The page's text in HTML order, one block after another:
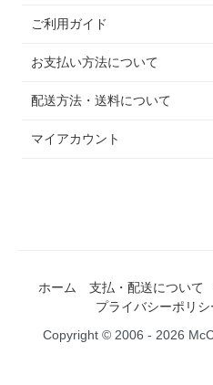
ご利用ガイド
お支払い方法について
配送方法・送料について
マイアカウント
ホーム 支払・配送について
プライバシーポリシ
Copyright © 2006 - 2026